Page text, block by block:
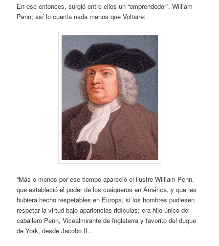
En ese entonces, surgió entre ellos un “emprendedor”, William
Penn; así lo cuenta nada menos que Voltaire:
“Más o menos por ese tiempo apareció el ilustre William Penn,
que estableció el poder de los cuáqueros en América, y que les
hubiera hecho respetables en Europa, si los hombres pudiesen
respetar la virtud bajo apariencias ridículas; era hijo único del
caballero Penn, Vicealmirante de Inglaterra y favorito del duque
de York, desde Jacobo II..